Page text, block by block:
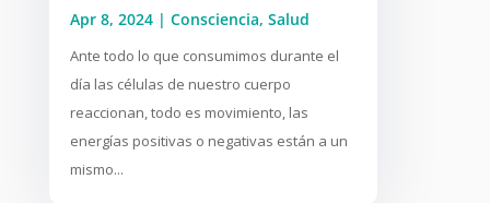
Apr 8, 2024| Consciencia, Salud
Ante todo lo que consumimos durante el
día las células de nuestro cuerpo
reaccionan, todo es movimiento, las
energías positivas o negativas están a un
mismo...